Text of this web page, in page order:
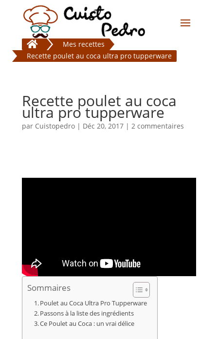

Mes recettes
Recette poulet au coca ultra pro tupperware
Recette poulet au coca
ultra pro tupperware
par Cuistopedro| Déc 20, 2017| 2 commentaires
Sommaires
Poulet au Coca Ultra Pro Tupperware
Passons à la liste des ingrédients
Ce Poulet au Coca : un vrai délice